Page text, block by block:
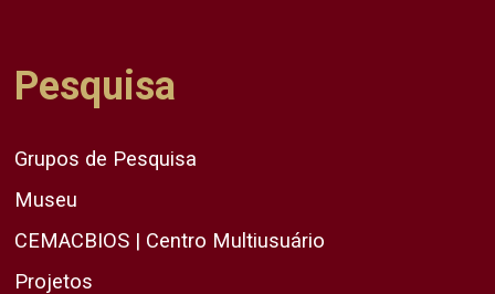
Pesquisa
Grupos de Pesquisa
Museu
CEMACBIOS | Centro Multiusuário
Projetos